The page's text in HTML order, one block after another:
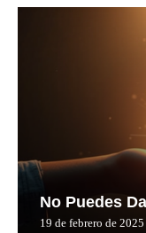
No Puedes
19 de febrero de 2025